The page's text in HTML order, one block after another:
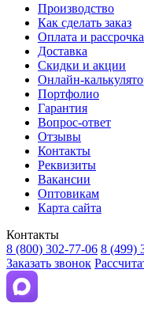
Производство
Как сделать заказ
Оплата и рассрочка
Доставка
Скидки и акции
Онлайн-
Портфолио
Гарантия
Вопрос-ответ
Отзывы
Контакты
Реквизиты
Вакансии
Оптовикам
Карта сайта
Контакты
8 (800) 302-77-06 8 (499)
Заказать звонок